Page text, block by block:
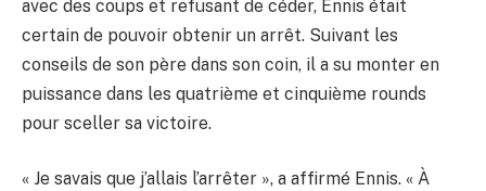
avec des coups et refusant de céder, Ennis était
certain de pouvoir obtenir un arrêt. Suivant les
conseils de son père dans son coin, il a su monter en
puissance dans les quatrième et cinquième rounds
pour sceller sa victoire.
« Je savais que j’allais l’arrêter », a affirmé Ennis. « À